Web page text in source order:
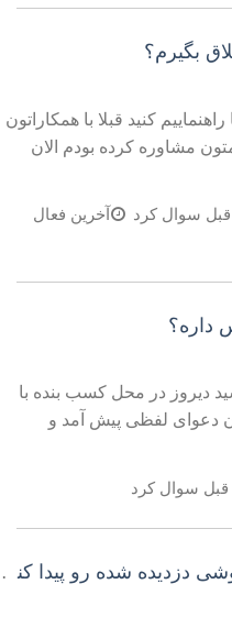
بگیرم؟
کنید قبلا با همکاراتون
مشاوره کرده بودم الان
سوال کرد
آخرین فعال
داره؟
دیروز در محل کسب بنده با
دعوای لفظی پیش آمد و
سوال کرد
دزدیده شده رو پیدا